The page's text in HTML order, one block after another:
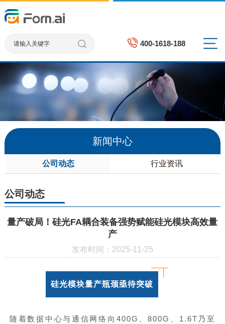
400-1618-188
新闻中心
公司动态 行业资讯
公司动态
量产破局！硅光FA耦合装备强势赋能硅光模块高效量
产
发布时间：2025-11-25
硅光模块量产瓶颈亟待突破
随着数据中心与通信网络向400G、800G、1.6T乃至